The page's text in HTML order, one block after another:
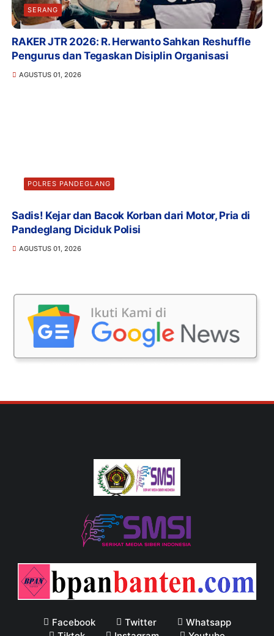
SERANG
RAKER JTR 2026: R. Herwanto Sahkan Reshuffle
Pengurus dan Tegaskan Disiplin Organisasi
AGUSTUS 01, 2026
POLRES PANDEGLANG
Sadis! Kejar dan Bacok Korban dari Motor, Pria di
Pandeglang Diciduk Polisi
AGUSTUS 01, 2026
Facebook Twitter
Whatsapp